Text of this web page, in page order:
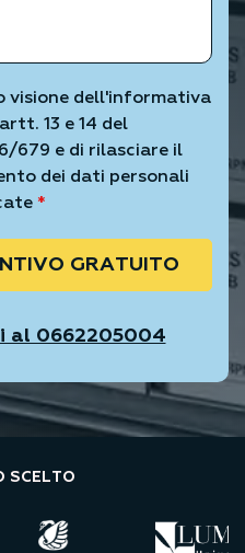
visione dell'informativa
13 e 14 del
679 e di rilasciare il
dei dati personali
*
GRATUITO
al 0662205004
SCELTO